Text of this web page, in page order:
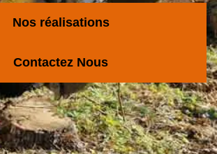
Nos réalisations
Contactez Nous